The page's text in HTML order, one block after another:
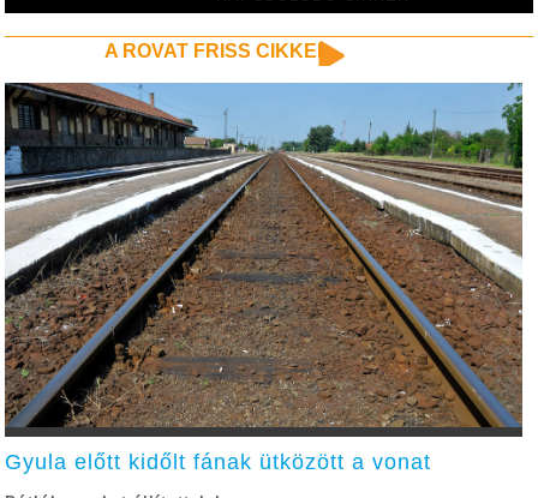
A ROVAT FRISS CIKKEI
Gyula előtt kidőlt fának ütközött a vonat